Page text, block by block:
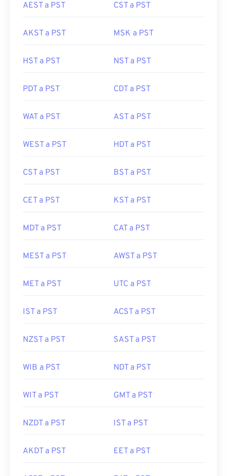
AEST a PST CST a PST
AKST a PST MSK a PST
HST a PST NST a PST
PDT a PST CDT a PST
WAT a PST AST a PST
WEST a PST HDT a PST
CST a PST BST a PST
CET a PST KST a PST
MDT a PST CAT a PST
MEST a PST AWST a PST
MET a PST UTC a PST
IST a PST ACST a PST
NZST a PST SAST a PST
WIB a PST NDT a PST
WIT a PST GMT a PST
NZDT a PST IST a PST
AKDT a PST EET a PST